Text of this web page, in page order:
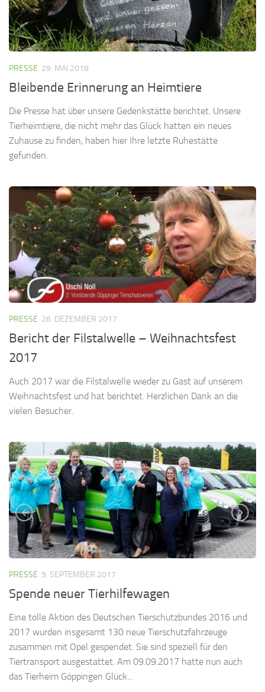
PRESSE 29. MAI 2018
Bleibende Erinnerung an Heimtiere
Die Presse hat über unsere Gedenkstätte berichtet. Unsere
Tierheimtiere, die nicht mehr das Glück hatten ein neues
Zuhause zu finden, haben hier Ihre letzte Ruhestätte
gefunden.
PRESSE 26. DEZEMBER 2017
Bericht der Filstalwelle – Weihnachtsfest
2017
Auch 2017 war die Filstalwelle wieder zu Gast auf unserem
Weihnachtsfest und hat berichtet. Herzlichen Dank an die
vielen Besucher.
PRESSE 9. SEPTEMBER 2017
Spende neuer Tierhilfewagen
Eine tolle Aktion des Deutschen Tierschutzbundes 2016 und
2017 wurden insgesamt 130 neue Tierschutzfahrzeuge
zusammen mit Opel gespendet. Sie sind speziell für den
Tiertransport ausgestattet. Am 09.09.2017 hatte nun auch
das Tierheim Göppingen Glück...